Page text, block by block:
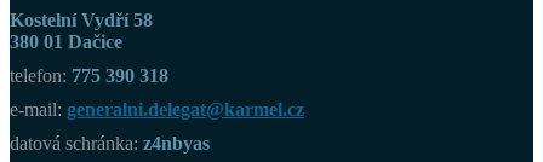
Kostelní Vydří 58
380 01 Dačice
telefon: 775 390 318
e-mail: generalni.delegat@karmel.cz
datová schránka: z4nbyas